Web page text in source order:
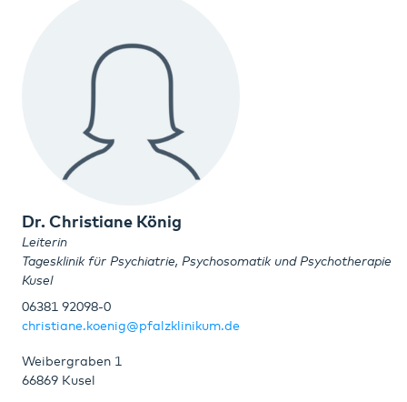
Dr. Christiane König
Leiterin
Tagesklinik für Psychiatrie, Psychosomatik und Psychotherapie
Kusel
06381 92098-0
christiane.koenig@pfalzklinikum.de
Weibergraben 1
66869 Kusel